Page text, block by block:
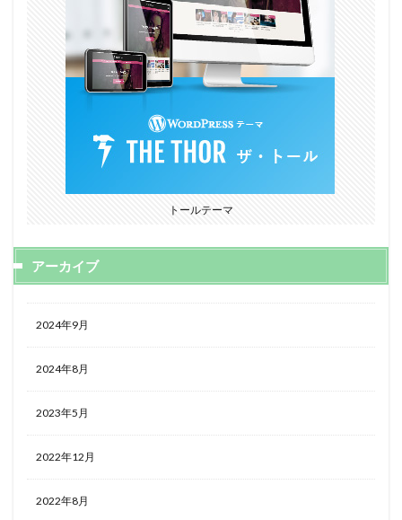
トールテーマ
アーカイブ
2024年9月
2024年8月
2023年5月
2022年12月
2022年8月